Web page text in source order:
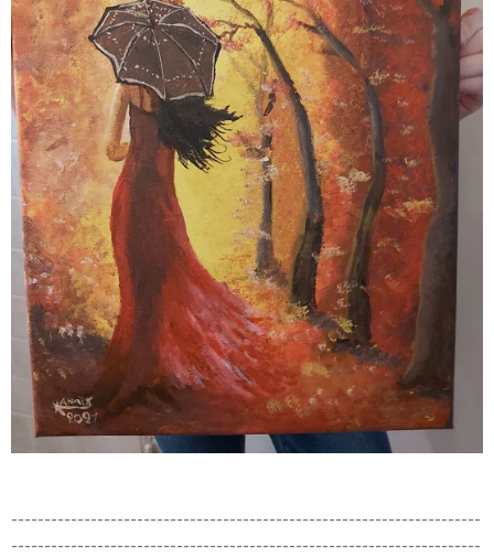
-----------------------------------------------------------------------
-----------------------------------------------------------------------